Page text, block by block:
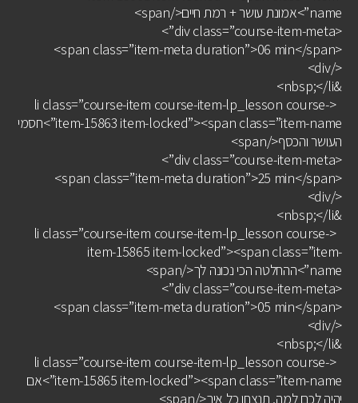
name”>אמונת עושר + רמת חיים</span>
<div class=”course-item-meta”>
<span class=”item-meta duration”>06 min</span>
</div>
&nbsp;</li>
<li class=”course-item course-item-lp_lesson course-
item-15863 item-locked”><span class=”item-name”>חסמי
העושר והכסף</span>
<div class=”course-item-meta”>
<span class=”item-meta duration”>25 min</span>
</div>
&nbsp;</li>
<li class=”course-item course-item-lp_lesson course-
item-15865 item-locked”><span class=”item-
name”>ההחלטה הכי נכונה לך</span>
<div class=”course-item-meta”>
<span class=”item-meta duration”>05 min</span>
</div>
&nbsp;</li>
<li class=”course-item course-item-lp_lesson course-
item-15865 item-locked”><span class=”item-name”>אם
יהיה לכם למה, תנצחו כל איך</span>